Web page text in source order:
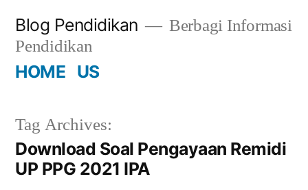
content
Blog Pendidikan
Berbagi Informasi
Pendidikan
HOME US
Tag Archives:
Download Soal Pengayaan Remidi
UP PPG 2021 IPA